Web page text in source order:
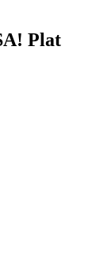
Plat